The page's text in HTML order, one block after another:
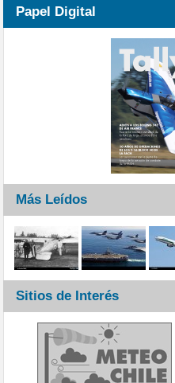
Papel Digital
Más Leídos
Sitios de Interés